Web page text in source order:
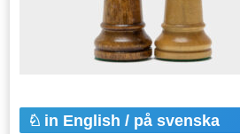
in English / på svenska